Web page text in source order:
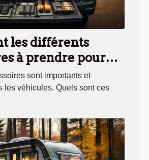
les différents
à prendre pour
?sont importants et
les véhicules. Quels sont ces